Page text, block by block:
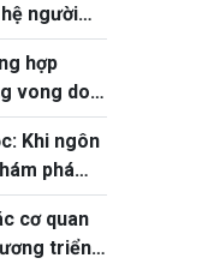
người
hợp
vong do
Khi ngôn
phá
cơ quan
triển